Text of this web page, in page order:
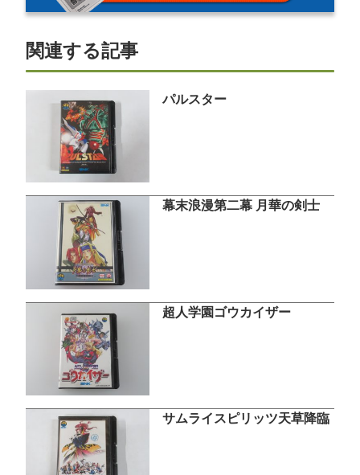
関連する記事
パルスター
幕末浪漫第二幕 月華の剣士
超人学園ゴウカイザー
サムライスピリッツ天草降臨